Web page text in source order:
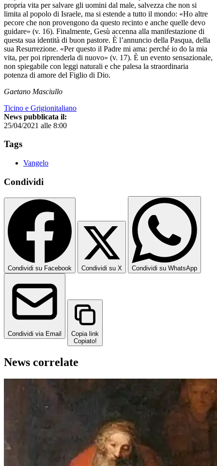
propria vita per salvare gli uomini dal male, salvezza che non si
limita al popolo di Israele, ma si estende a tutto il mondo: «Ho altre
pecore che non provengono da questo recinto e anche quelle devo
guidare» (v. 16). Finalmente, Gesù accenna alla manifestazione di
questa sua identità di buon pastore. È l’annuncio della Pasqua, della
sua Resurrezione. «Per questo il Padre mi ama: perché io do la mia
vita, per poi riprenderla di nuovo» (v. 17). È un evento sensazionale,
non spiegabile con leggi naturali e che palesa la straordinaria
potenza di amore del Figlio di Dio.
Gaetano Masciullo
Ticino e Grigionitaliano
News pubblicata il:
25/04/2021 alle 8:00
Tags
Vangelo
Condividi
Condividi su Facebook Condividi su X Condividi su WhatsApp
Condividi via Email
Copia link
Copiato!
News correlate